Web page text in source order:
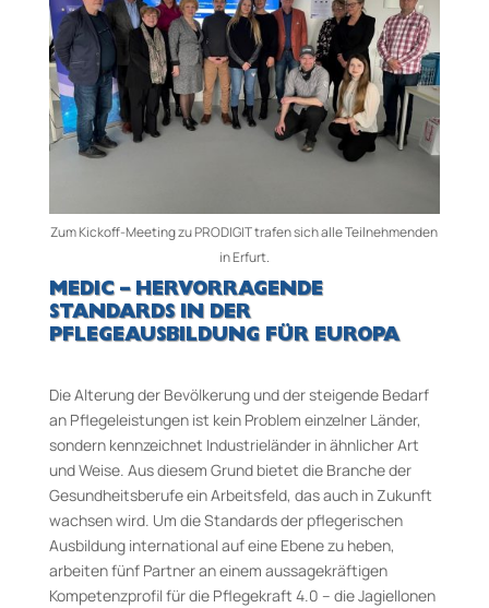
Zum Kickoff-Meeting zu PRODIGIT trafen sich alle Teilnehmenden
in Erfurt.
MEDIC – HERVORRAGENDE
STANDARDS IN DER
PFLEGEAUSBILDUNG FÜR EUROPA
Die Alterung der Bevölkerung und der steigende Bedarf
an Pflegeleistungen ist kein Problem einzelner Länder,
sondern kennzeichnet Industrieländer in ähnlicher Art
und Weise. Aus diesem Grund bietet die Branche der
Gesundheitsberufe ein Arbeitsfeld, das auch in Zukunft
wachsen wird. Um die Standards der pflegerischen
Ausbildung international auf eine Ebene zu heben,
arbeiten fünf Partner an einem aussagekräftigen
Kompetenzprofil für die Pflegekraft 4.0 – die Jagiellonen